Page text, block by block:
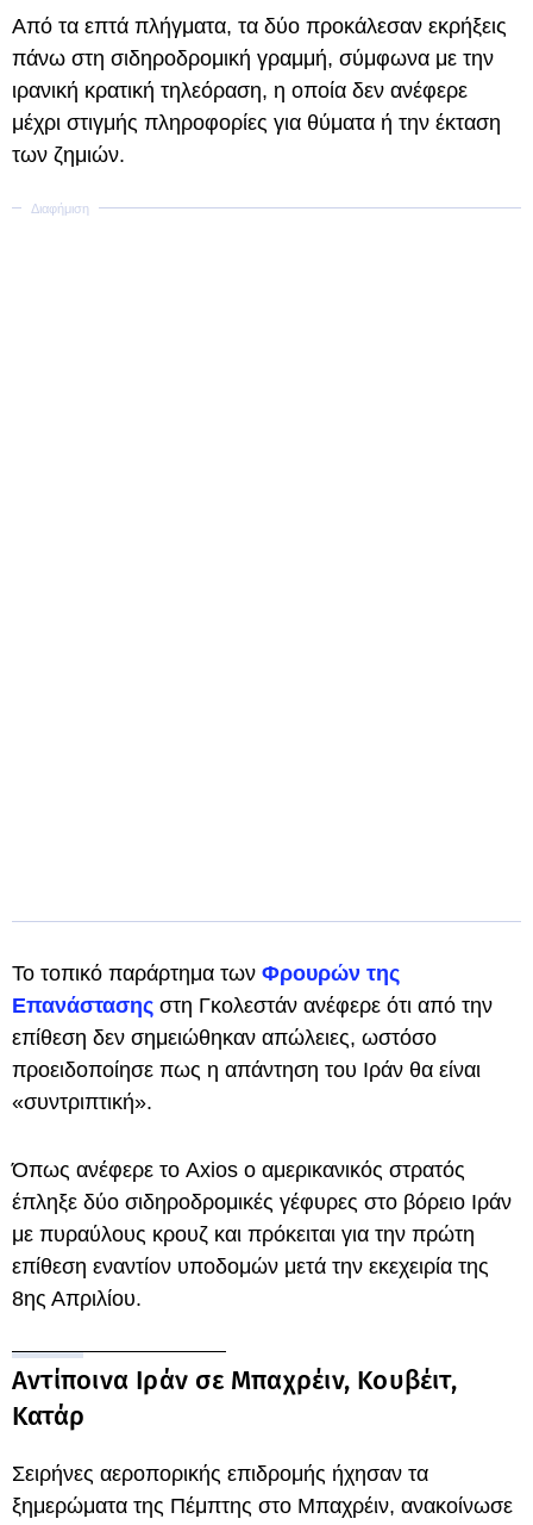
Από τα επτά πλήγματα, τα δύο προκάλεσαν εκρήξεις
πάνω στη σιδηροδρομική γραμμή, σύμφωνα με την
ιρανική κρατική τηλεόραση, η οποία δεν ανέφερε
μέχρι στιγμής πληροφορίες για θύματα ή την έκταση
των ζημιών.
Το τοπικό παράρτημα των Φρουρών της
Επανάστασης στη Γκολεστάν ανέφερε ότι από την
επίθεση δεν σημειώθηκαν απώλειες, ωστόσο
προειδοποίησε πως η απάντηση του Ιράν θα είναι
«συντριπτική».
Όπως ανέφερε το Axios o αμερικανικός στρατός
έπληξε δύο σιδηροδρομικές γέφυρες στο βόρειο Ιράν
με πυραύλους κρουζ και πρόκειται για την πρώτη
επίθεση εναντίον υποδομών μετά την εκεχειρία της
8ης Απριλίου.
Αντίποινα Ιράν σε Μπαχρέιν, Κουβέιτ,
Κατάρ
Σειρήνες αεροπορικής επιδρομής ήχησαν τα
ξημερώματα της Πέμπτης στο Μπαχρέιν, ανακοίνωσε